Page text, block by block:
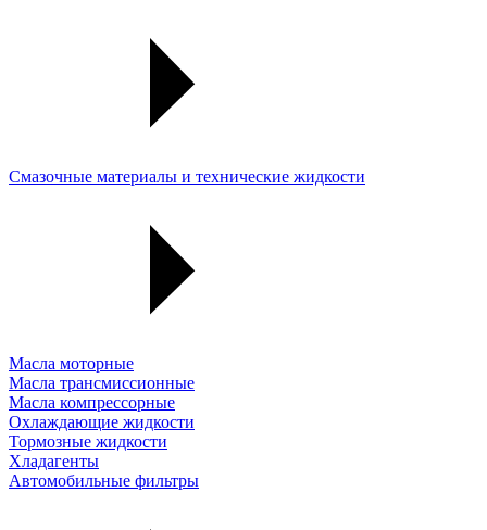
Смазочные материалы и технические жидкости
Масла моторные
Масла трансмиссионные
Масла компрессорные
Охлаждающие жидкости
Тормозные жидкости
Хладагенты
Автомобильные фильтры